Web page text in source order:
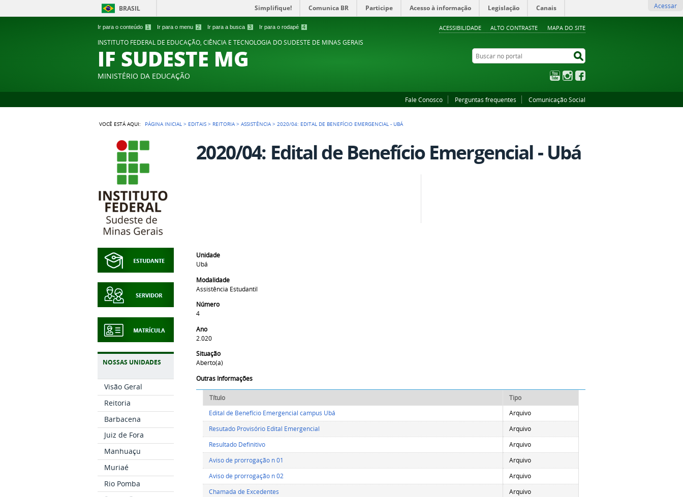
Ir para o conteúdo 1 Ir para o menu 2 Ir para a busca 3 Ir para o rodapé 4 ACESSIBILIDADE ALTO CONTRASTE MAPA DO SITE
BRASIL Simplifique! Comunica BR Participe Acesso à informação Legislação Canais Acessar
INSTITUTO FEDERAL DE EDUCAÇÃO, CIÊNCIA E TECNOLOGIA DO SUDESTE DE MINAS GERAIS
IF SUDESTE MG
MINISTÉRIO DA EDUCAÇÃO
Buscar no portal
YouTubeInstagram
Fale Conosco Perguntas frequentes Comunicação Social
VOCÊ ESTÁ AQUI: PÁGINA INICIAL > EDITAIS > REITORIA >ASSISTÊNCIA >2020/04: EDITAL DE BENEFÍCIO EMERGENCIAL - UBÁ
NOSSAS UNIDADES
Visão Geral
Reitoria
Barbacena
Juiz de Fora
Manhuaçu
Muriaé
Rio Pomba
2020/04: Edital de Benefício Emergencial - Ubá
Unidade
Ubá
Modalidade
Assistência Estudantil
Número
4
Ano
2.020
Situação
Aberto(a)
Outras Informações
Título
Tipo
Edital de Benefício Emergencial campus Ubá
Arquivo
Resutado Provisório Edital Emergencial
Arquivo
Resultado Definitivo
Arquivo
Aviso de prorrogação n 01
Arquivo
Aviso de prorrogação n 02
Arquivo
Chamada de Excedentes
Arquivo